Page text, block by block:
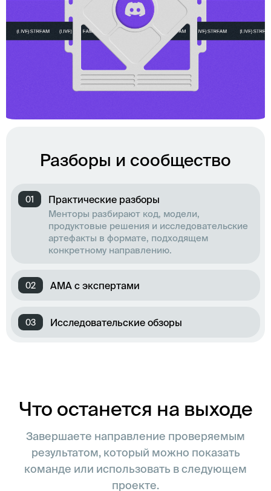
Разборы и сообщество
01 Практические разборы
Менторы разбирают код, модели,
продуктовые решения и исследовательские
артефакты в формате, подходящем
конкретному направлению.
02 AMA с экспертами
03 Исследовательские обзоры
Что останется на выходе
Завершаете направление проверяемым
результатом, который можно показать
команде или использовать в следующем
проекте.